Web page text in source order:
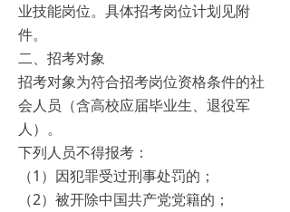
业技能岗位。具体招考岗位计划见附
件。
二、招考对象
招考对象为符合招考岗位资格条件的社
会人员（含高校应届毕业生、退役军
人）。
下列人员不得报考：
（1）因犯罪受过刑事处罚的；
（2）被开除中国共产党党籍的；